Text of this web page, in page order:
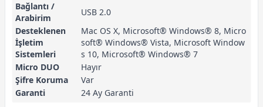
Bağlantı /
Arabirim
USB 2.0
Desteklenen
İşletim
Sistemleri
Mac OS X, Microsoft® Windows® 8, Micro
soft® Windows® Vista, Microsoft Window
s 10, Microsoft® Windows® 7
Micro DUO
Hayır
Şifre Koruma
Var
Garanti
24 Ay Garanti